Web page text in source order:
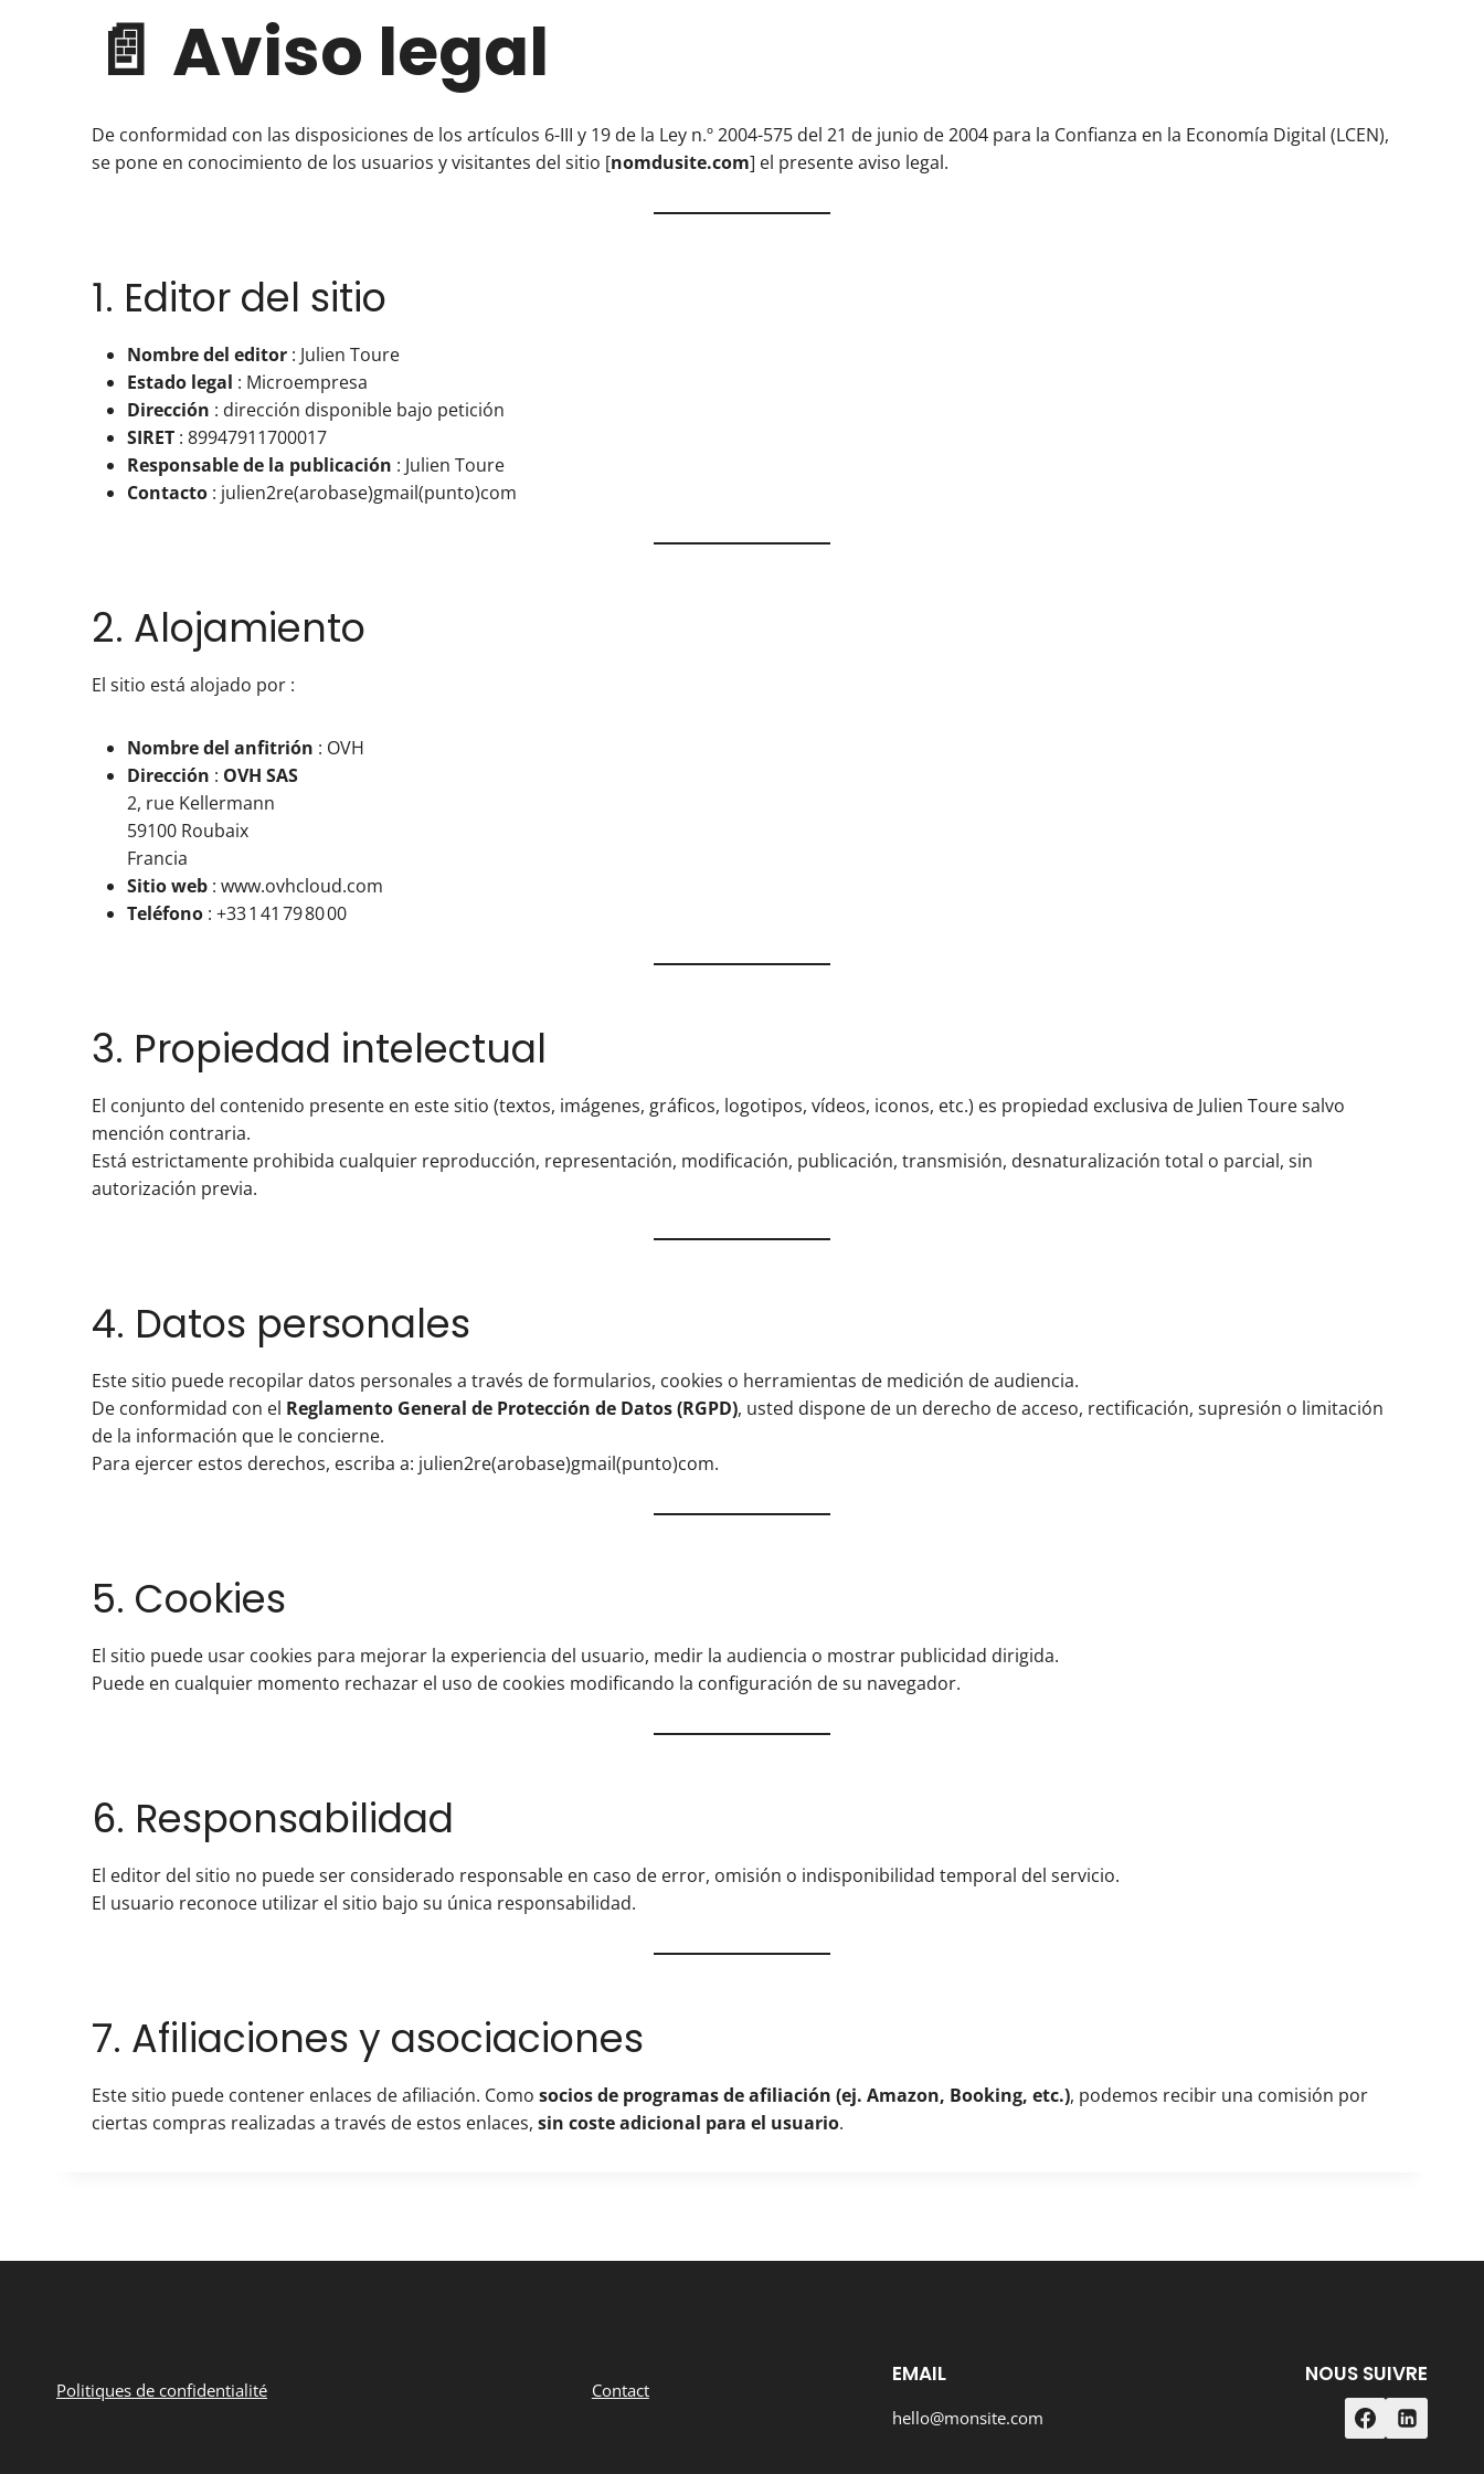
📄 Aviso legal
De conformidad con las disposiciones de los artículos 6-III y 19 de la Ley n.º 2004-575 del 21 de junio de 2004 para la Confianza en la Economía Digital (LCEN),
se pone en conocimiento de los usuarios y visitantes del sitio [nomdusite.com] el presente aviso legal.
1. Editor del sitio
Nombre del editor : Julien Toure
Estado legal : Microempresa
Dirección : dirección disponible bajo petición
SIRET : 89947911700017
Responsable de la publicación : Julien Toure
Contacto : julien2re(arobase)gmail(punto)com
2. Alojamiento
El sitio está alojado por :
Nombre del anfitrión : OVH
Dirección : OVH SAS
2, rue Kellermann
59100 Roubaix
Francia
Sitio web : www.ovhcloud.com
Teléfono : +33 1 41 79 80 00
3. Propiedad intelectual
El conjunto del contenido presente en este sitio (textos, imágenes, gráficos, logotipos, vídeos, iconos, etc.) es propiedad exclusiva de Julien Toure salvo
mención contraria.
Está estrictamente prohibida cualquier reproducción, representación, modificación, publicación, transmisión, desnaturalización total o parcial, sin
autorización previa.
4. Datos personales
Este sitio puede recopilar datos personales a través de formularios, cookies o herramientas de medición de audiencia.
De conformidad con el Reglamento General de Protección de Datos (RGPD), usted dispone de un derecho de acceso, rectificación, supresión o limitación
de la información que le concierne.
Para ejercer estos derechos, escriba a: julien2re(arobase)gmail(punto)com.
5. Cookies
El sitio puede usar cookies para mejorar la experiencia del usuario, medir la audiencia o mostrar publicidad dirigida.
Puede en cualquier momento rechazar el uso de cookies modificando la configuración de su navegador.
6. Responsabilidad
El editor del sitio no puede ser considerado responsable en caso de error, omisión o indisponibilidad temporal del servicio.
El usuario reconoce utilizar el sitio bajo su única responsabilidad.
7. Afiliaciones y asociaciones
Este sitio puede contener enlaces de afiliación. Como socios de programas de afiliación (ej. Amazon, Booking, etc.), podemos recibir una comisión por
ciertas compras realizadas a través de estos enlaces, sin coste adicional para el usuario.
Politiques de confidentialité Contact
EMAIL
hello@monsite.com
NOUS SUIVRE